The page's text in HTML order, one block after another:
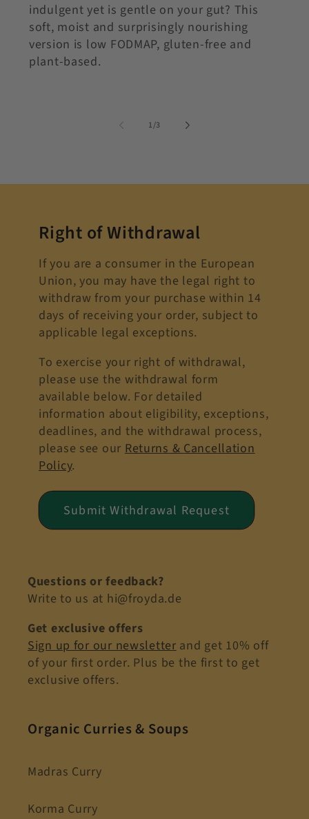
indulgent yet is gentle on your gut? This
soft, moist and surprisingly nourishing
version is low FODMAP, gluten-free and
plant-based.
1/of3
Right of Withdrawal
If you are a consumer in the European
Union, you may have the legal right to
withdraw from your purchase within 14
days of receiving your order, subject to
applicable legal exceptions.
To exercise your right of withdrawal,
please use the withdrawal form
available below. For detailed
information about eligibility, exceptions,
deadlines, and the withdrawal process,
please see our Returns & Cancellation
Policy.
Submit Withdrawal Request
Questions or feedback?
Write to us at hi@froyda.de
Get exclusive offers
Sign up for our newsletterand get 10% off
of your first order. Plus be the first to get
exclusive offers.
Organic Curries & Soups
Madras Curry
Korma Curry